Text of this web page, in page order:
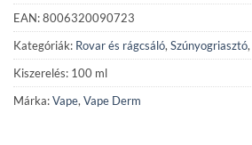
EAN: 8006320090723
Kategóriák: Rovar és rágcsáló, Szúnyogriasztó,
Kiszerelés: 100 ml
Márka:Vape, Vape Derm